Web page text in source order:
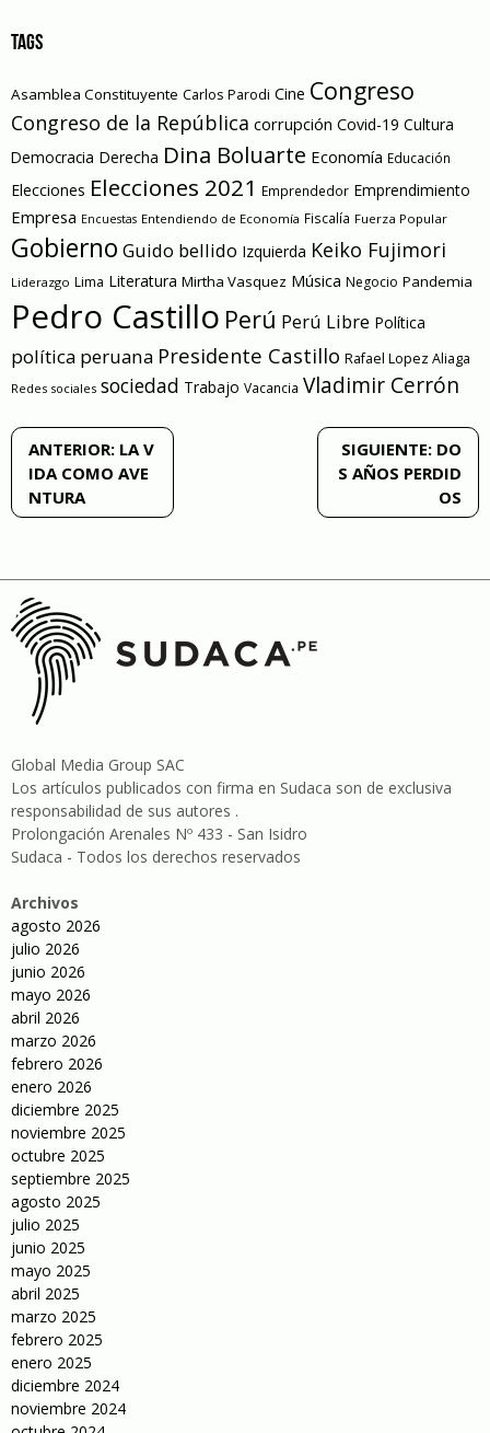
TAGS
Asamblea Constituyente Carlos Parodi Cine Congreso
Congreso de la República corrupción Covid-19 Cultura
Democracia Derecha Dina Boluarte Economía Educación
Elecciones Elecciones 2021 Emprendedor Emprendimiento
Empresa Encuestas Entendiendo de Economía Fiscalía Fuerza Popular
Gobierno Guido bellido Izquierda Keiko Fujimori
Liderazgo Lima Literatura Mirtha Vasquez Música Negocio Pandemia
Pedro Castillo Perú Perú Libre Política
política peruana Presidente Castillo Rafael Lopez Aliaga
Redes sociales sociedad Trabajo Vacancia Vladimir Cerrón
Navegación
de
entradas
ANTERIOR: LA V
IDA COMO AVE
NTURA
SIGUIENTE: DO
S AÑOS PERDID
OS
Global Media Group SAC
Los artículos publicados con firma en Sudaca son de exclusiva
responsabilidad de sus autores .
Prolongación Arenales Nº 433 - San Isidro
Sudaca - Todos los derechos reservados
Archivos
agosto 2026
julio 2026
junio 2026
mayo 2026
abril 2026
marzo 2026
febrero 2026
enero 2026
diciembre 2025
noviembre 2025
octubre 2025
septiembre 2025
agosto 2025
julio 2025
junio 2025
mayo 2025
abril 2025
marzo 2025
febrero 2025
enero 2025
diciembre 2024
noviembre 2024